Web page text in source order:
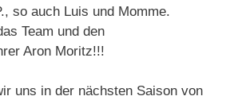
so auch Luis und Momme.
Team und den
Aron Moritz!!!
uns in der nächsten Saison von